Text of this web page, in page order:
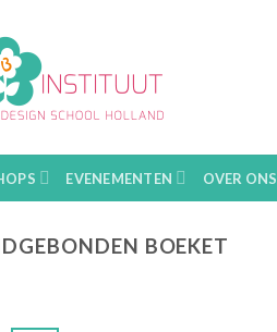
EVENEMENTEN OVER ONS
BOEKET